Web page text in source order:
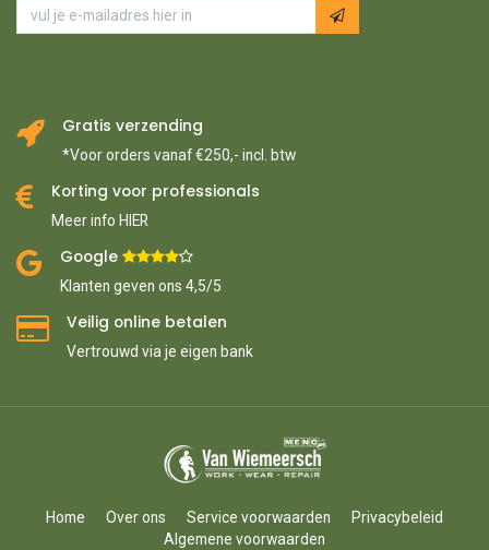
Gratis verzending
*Voor orders vanaf €250,- incl. btw
Korting voor professionals
Meer info HIER
Google ​
Klanten geven ons 4,5/5
Veilig online betalen
Vertrouwd via je eigen bank
Home Over ons Service voorwaarden
Privacybeleid
Algemene voorwaarden